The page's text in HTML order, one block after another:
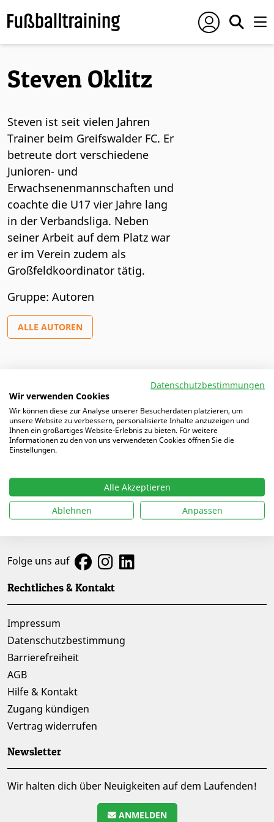
Steven Oklitz
Steven ist seit vielen Jahren
Trainer beim Greifswalder FC. Er
betreute dort verschiedene
Junioren- und
Erwachsenenmannschaften und
coachte die U17 vier Jahre lang
in der Verbandsliga. Neben
seiner Arbeit auf dem Platz war
er im Verein zudem als
Großfeldkoordinator tätig.
Gruppe: Autoren
ALLE AUTOREN
31.10.2025 | Das Spielprinzip „Einer stellt, Rest fällt“
trainieren
Folge uns auf
Rechtliches & Kontakt
Impressum
Datenschutzbestimmung
Barrierefreiheit
AGB
Hilfe & Kontakt
Zugang kündigen
Vertrag widerrufen
Newsletter
Wir halten dich über Neuigkeiten auf dem Laufenden!
ANMELDEN
Datenschutzbestimmungen
Wir verwenden Cookies
Wir können diese zur Analyse unserer Besucherdaten platzieren, um
unsere Website zu verbessern, personalisierte Inhalte anzuzeigen und
Ihnen ein großartiges Website-Erlebnis zu bieten. Für weitere
Informationen zu den von uns verwendeten Cookies öffnen Sie die
Einstellungen.
Alle Akzeptieren
Ablehnen
Anpassen